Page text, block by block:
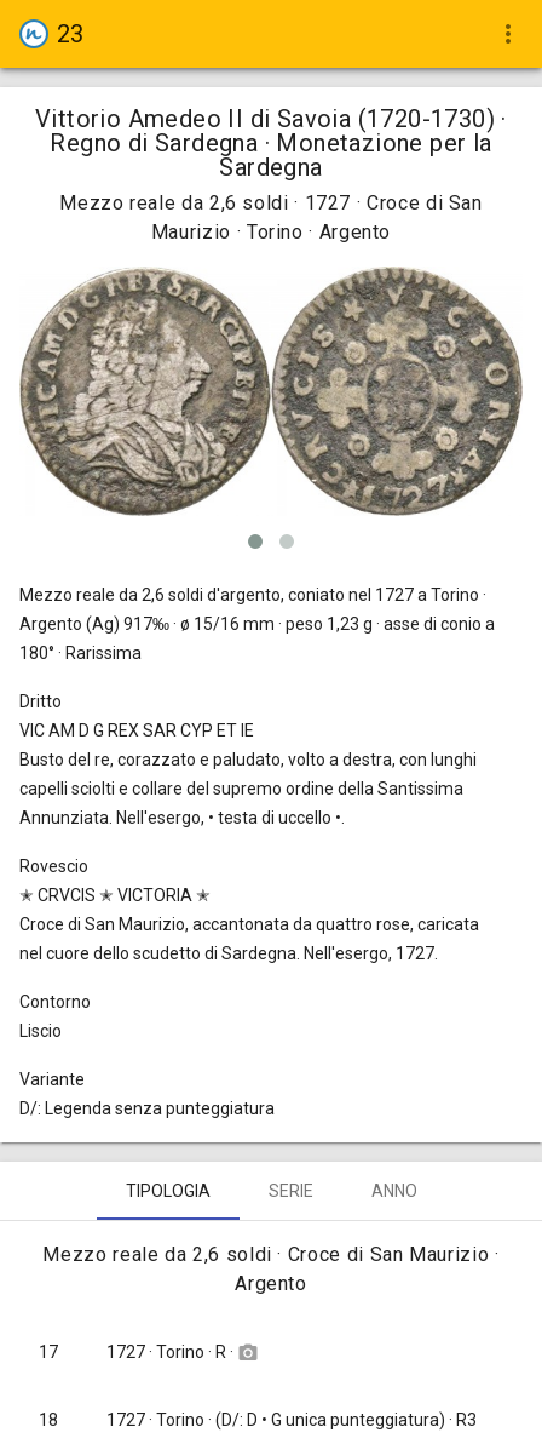
23 more_vert
Vittorio Amedeo II di Savoia (1720-1730) ·
Regno di Sardegna · Monetazione per la
Sardegna
Mezzo reale da 2,6 soldi · 1727 · Croce di San
Maurizio · Torino · Argento
Mezzo reale da 2,6 soldi d'argento, coniato nel 1727 a Torino ·
Argento (Ag) 917‰ · ø 15/16 mm · peso 1,23 g · asse di conio a
180° · Rarissima
Dritto
VIC AM D G REX SAR CYP ET IE
Busto del re, corazzato e paludato, volto a destra, con lunghi
capelli sciolti e collare del supremo ordine della Santissima
Annunziata. Nell'esergo, • testa di uccello •.
Rovescio
✭ CRVCIS ✭ VICTORIA ✭
Croce di San Maurizio, accantonata da quattro rose, caricata
nel cuore dello scudetto di Sardegna. Nell'esergo, 1727.
Contorno
Liscio
Variante
D/: Legenda senza punteggiatura
TIPOLOGIA SERIE ANNO
Mezzo reale da 2,6 soldi · Croce di San Maurizio ·
Argento
17 1727· Torino · R · camera_alt
18 1727· Torino · (D/: D • G unica punteggiatura) · R3